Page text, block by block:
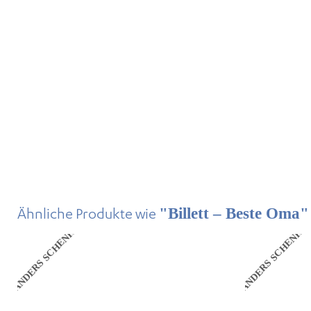
Ähnliche Produkte wie "Billett – Beste Oma"
ANDERS SCHENKEN ANDERS SCHENKEN